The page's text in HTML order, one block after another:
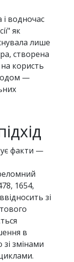
водночас
як
лише
створена
користь
—
факти —
1654,
зі
в
змінами